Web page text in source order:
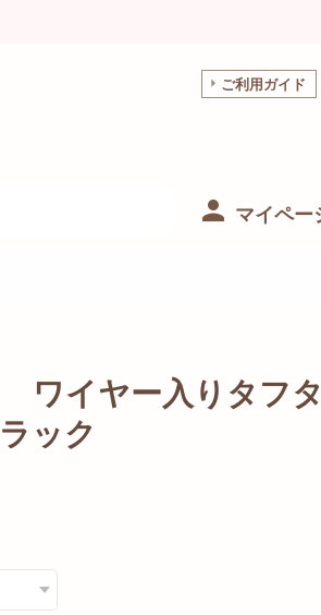
ご利用ガイド
マイペー
ワイヤー入りタフ
ック